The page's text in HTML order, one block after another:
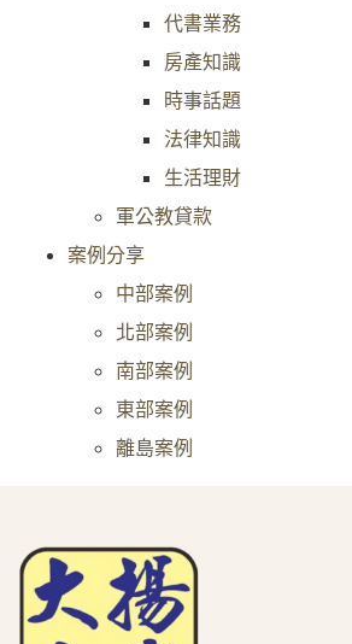
代書業務
房產知識
時事話題
法律知識
生活理財
軍公教貸款
案例分享
中部案例
北部案例
南部案例
東部案例
離島案例